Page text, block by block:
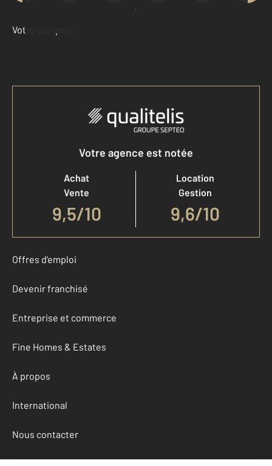
Demander une estimation
Votre compte :
Accéder à mon compte
Votre agence est notée
Achat
Vente
9,5/10
Location
Gestion
9,6/10
Offres d'emploi
Devenir franchisé
Entreprise et commerce
Fine Homes & Estates
À propos
International
Nous contacter